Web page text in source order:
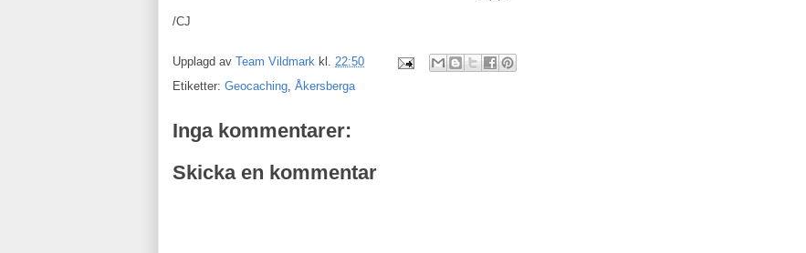
/CJ
Upplagd av Team Vildmark kl. 22:50
Etiketter: Geocaching, Åkersberga
Inga kommentarer:
Skicka en kommentar